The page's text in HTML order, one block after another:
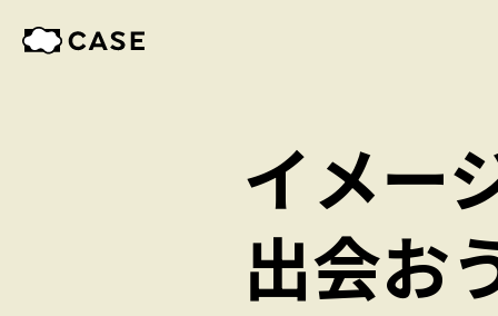
イメー
出会お